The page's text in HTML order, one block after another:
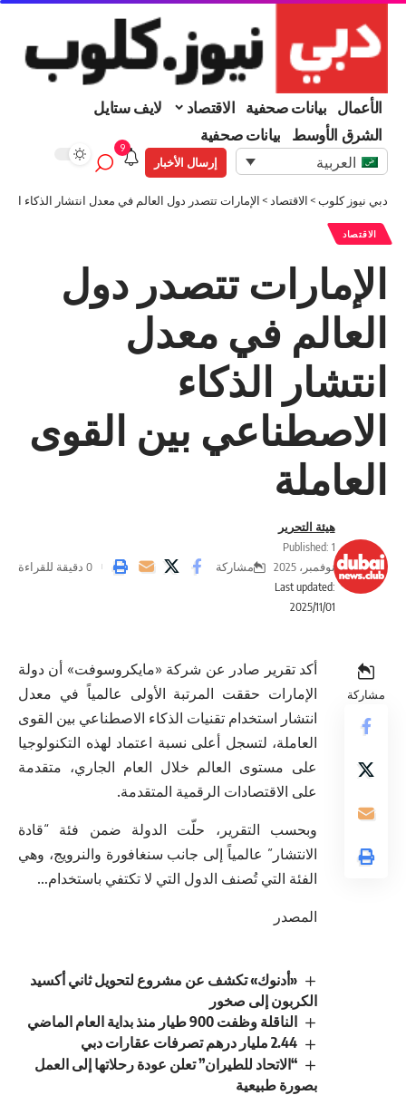
الأعمال بيانات صحفية الاقتصاد
لايف ستايل
الشرق الأوسط
بيانات صحفية
العربية إرسال الأخبار
9
دبي نيوز كلوب> الاقتصاد > الإمارات تتصدر دول العالم في معدل انتشار الذكاء
الاقتصاد
الإمارات تتصدر دول
العالم في معدل
انتشار الذكاء
الاصطناعي بين القوى
العاملة
Last updated:
2025/11/01
هيئة التحرير
Published: 1
نوفمبر، 2025
مشاركة 0 دقيقة للقراءة
مشاركة
أكد تقرير صادر عن شركة «مايكروسوفت» أن دولة
الإمارات حققت المرتبة الأولى عالمياً في معدل
انتشار استخدام تقنيات الذكاء الاصطناعي بين القوى
العاملة، لتسجل أعلى نسبة اعتماد لهذه التكنولوجيا
على مستوى العالم خلال العام الجاري، متقدمة
على الاقتصادات الرقمية المتقدمة.
وبحسب التقرير، حلّت الدولة ضمن فئة “قادة
الانتشار” عالمياً إلى جانب سنغافورة والنرويج، وهي
الفئة التي تُصنف الدول التي لا تكتفي باستخدام…
المصدر
«أدنوك» تكشف عن مشروع لتحويل ثاني أكسيد
الكربون إلى صخور
الناقلة وظفت 900 طيار منذ بداية العام الماضي
2.44 مليار درهم تصرفات عقارات دبي
“الاتحاد للطيران” تعلن عودة رحلاتها إلى العمل
بصورة طبيعية